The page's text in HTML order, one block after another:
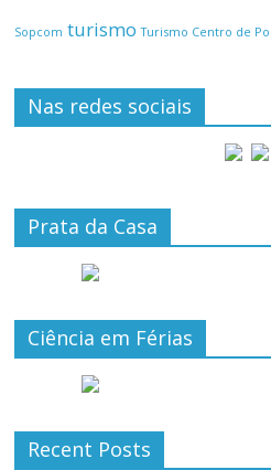
Sopcom turismo Turismo Centro de
Nas redes sociais
Prata da Casa
Ciência em Férias
Recent Posts